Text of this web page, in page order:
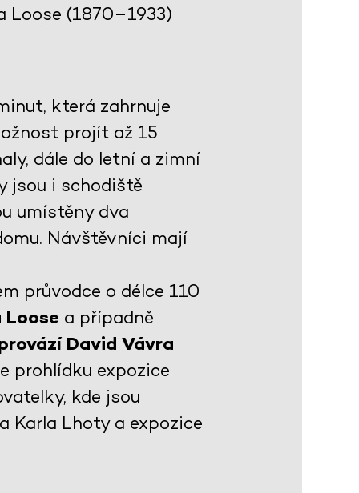
Loose (1870–1933)
která zahrnuje
projít až 15
dále do letní a zimní
jsou i schodiště
umístěny dva
Návštěvníci mají
průvodce o délce 110
a případně
David Vávra
prohlídku expozice
kde jsou
Karla Lhoty a expozice